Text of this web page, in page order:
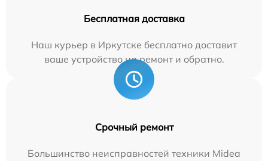
Бесплатная доставка
Наш курьер в Иркутске бесплатно доставит
ваше устройство на ремонт и обратно.
Срочный ремонт
Большинство неисправностей техники Midea